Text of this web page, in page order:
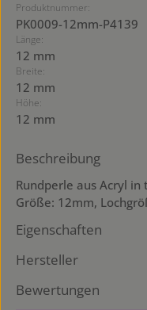
Produktnummer:
PK0009-12mm-P4139
Länge:
12 mm
Breite:
12 mm
Höhe:
12 mm
Beschreibung
Rundperle aus Acryl
Größe: 12mm,
Eigenschaften
Hersteller
Bewertungen